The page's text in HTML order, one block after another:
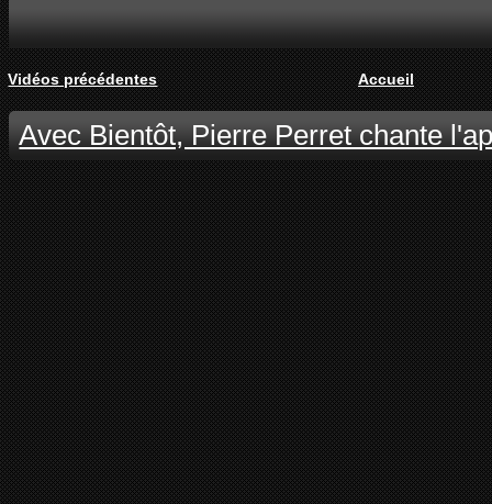
Vidéos précédentes Accueil
Avec Bientôt, Pierre Perret chante